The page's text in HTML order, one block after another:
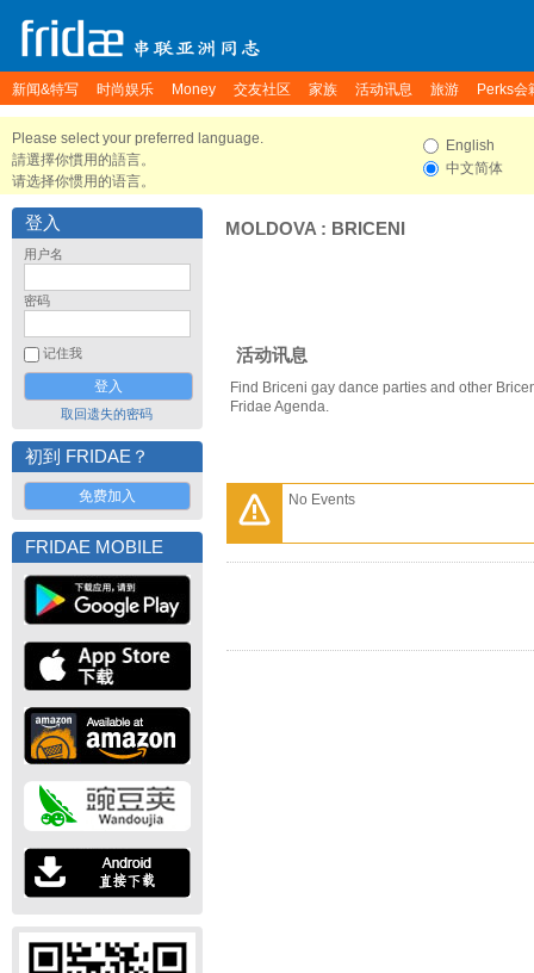
新闻&特写 时尚娱乐 Money 交友社区 家族 活动讯息 旅游 Perks会
Please select your preferred language.
請選擇你慣用的語言。
请选择你惯用的语言。
English
中文简体
登入
用户名
密码
记住我
取回遗失的密码
初到 FRIDAE？
免费加入
FRIDAE MOBILE
MOLDOVA : BRICENI
活动讯息
Find Briceni gay dance parties and other
Fridae Agenda.
No Events